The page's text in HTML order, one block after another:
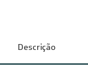
Descrição